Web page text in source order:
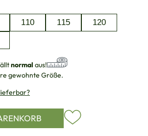
110 115
120
normal aus!
gewohnte Größe.